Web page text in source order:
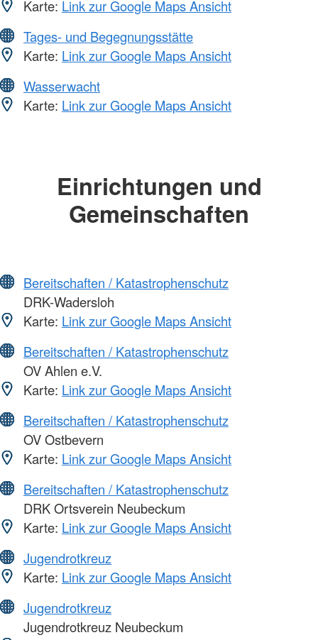
Karte: Link zur Google Maps Ansicht
Tages- und Begegnungsstätte
Karte: Link zur Google Maps Ansicht
Wasserwacht
Karte: Link zur Google Maps Ansicht
Einrichtungen und
Gemeinschaften
Bereitschaften / Katastrophenschutz
DRK-Wadersloh
Karte: Link zur Google Maps Ansicht
Bereitschaften / Katastrophenschutz
OV Ahlen e.V.
Karte: Link zur Google Maps Ansicht
Bereitschaften / Katastrophenschutz
OV Ostbevern
Karte: Link zur Google Maps Ansicht
Bereitschaften / Katastrophenschutz
DRK Ortsverein Neubeckum
Karte: Link zur Google Maps Ansicht
Jugendrotkreuz
Karte: Link zur Google Maps Ansicht
Jugendrotkreuz
Jugendrotkreuz Neubeckum